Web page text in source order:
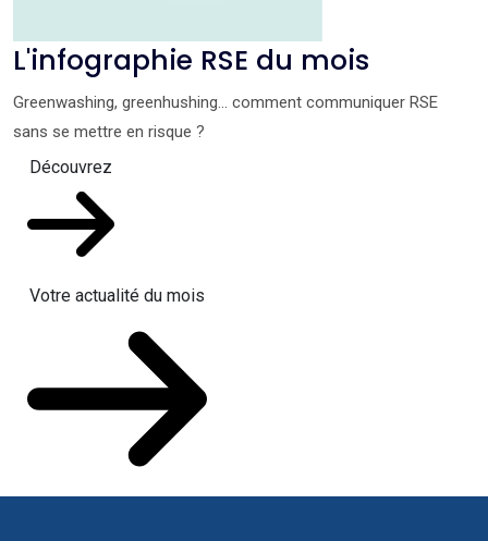
L'infographie RSE du mois
Greenwashing, greenhushing… comment communiquer RSE
sans se mettre en risque ?
Découvrez
Votre actualité du mois